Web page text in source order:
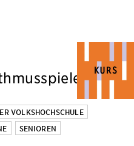
VOLKSHOCHSCHULE
SENIOREN